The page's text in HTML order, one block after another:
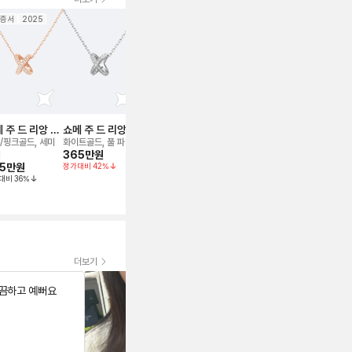
서 2025
주 드 리앙 네
스크골드, 세미
만원
비 36%
쇼메 주 드 리앙 네
크리스
화이트골드, 풀 파베
365만원
정가대비 42%
더보기
하고 예뻐요